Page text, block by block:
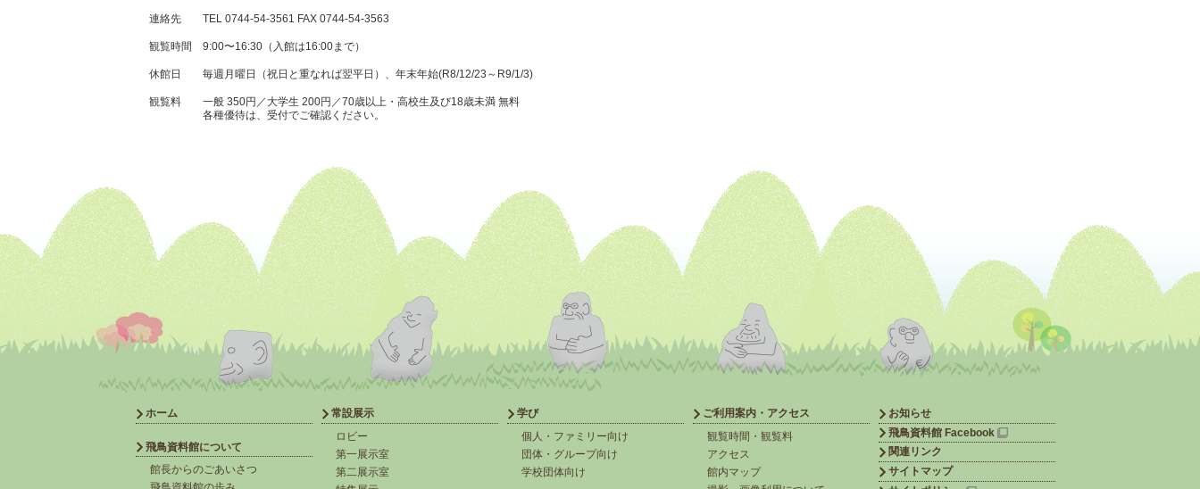
連絡先 TEL 0744-54-3561 FAX 0744-54-3563
観覧時間 9:00〜16:30（入館は16:00まで）
休館日 毎週月曜日（祝日と重なれば翌平日）、 年末年始(R8/12/23～R9/1/3)
観覧料 一般 350円／大学生 200円／70歳以上・高校生及び18歳未満 無料
各種優待は、受付でご確認ください。
ホーム
飛鳥資料館について
館長からのごあいさつ
常設展示
ロビー
第一展示室
第二展示室
学び
個人・ファミリー向け
団体・グループ向け
学校団体向け
ご利用案内・アクセス
観覧時間・観覧料
アクセス
館内マップ
お知らせ
飛鳥資料館 Facebook
関連リンク
サイトマップ